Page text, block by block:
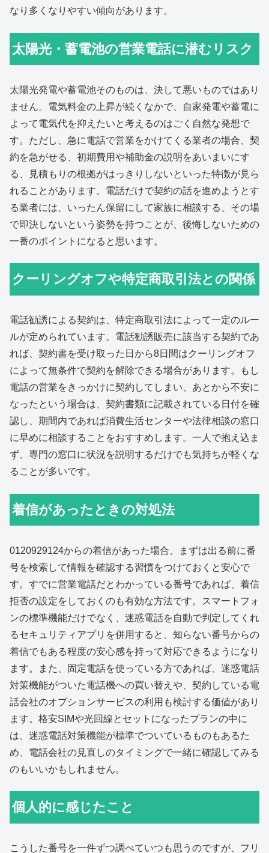
なり多くなりやすい傾向があります。
太陽光・蓄電池の営業電話に潜むリスク
太陽光発電や蓄電池そのものは、決して悪いものではあり
ません。電気料金の上昇が続くなかで、自家発電や蓄電に
よって電気代を抑えたいと考えるのはごく自然な発想で
す。ただし、急に電話で営業をかけてくる業者の場合、契
約を急がせる、初期費用や補助金の説明をあいまいにす
る、見積もりの根拠がはっきりしないといった特徴が見ら
れることがあります。電話だけで契約の話を進めようとす
る業者には、いったん保留にして家族に相談する、その場
で即決しないという姿勢を持つことが、後悔しないための
一番のポイントになると思います。
クーリングオフや特定商取引法との関係
電話勧誘による契約は、特定商取引法によって一定のルー
ルが定められています。電話勧誘販売に該当する契約であ
れば、契約書を受け取った日から8日間はクーリングオフ
によって無条件で契約を解除できる場合があります。もし
電話の営業をきっかけに契約してしまい、あとから不安に
なったという場合は、契約書類に記載されている日付を確
認し、期間内であれば消費生活センターや法律相談の窓口
に早めに相談することをおすすめします。一人で抱え込ま
ず、専門の窓口に状況を説明するだけでも気持ちが軽くな
ることが多いです。
着信があったときの対処法
0120929124からの着信があった場合、まずは出る前に番
号を検索して情報を確認する習慣をつけておくと安心で
す。すでに営業電話だとわかっている番号であれば、着信
拒否の設定をしておくのも有効な方法です。スマートフォ
ンの標準機能だけでなく、迷惑電話を自動で判定してくれ
るセキュリティアプリを併用すると、知らない番号からの
着信でもある程度の安心感を持って対応できるようになり
ます。また、固定電話を使っている方であれば、迷惑電話
対策機能がついた電話機への買い替えや、契約している電
話会社のオプションサービスの利用も検討する価値があり
ます。格安SIMや光回線とセットになったプランの中に
は、迷惑電話対策機能が標準でついているものもあるた
め、電話会社の見直しのタイミングで一緒に確認してみる
のもいいかもしれません。
個人的に感じたこと
こうした番号を一件ずつ調べていつも思うのですが、フリ